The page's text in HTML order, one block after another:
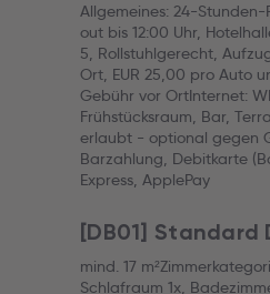
Allgemeines: 24-
out bis 12:00 Uhr,
5, Rollstuhlgerecht,
Ort, EUR 25,00 pro Auto
Gebühr vor OrtInternet:
Frühstücksraum, Bar,
erlaubt - optional gegen
Barzahlung, Debitkarte
Express, ApplePay
[DB01] Standard
mind. 17
Schlafraum 1x,